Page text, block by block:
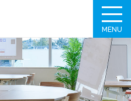
MENU